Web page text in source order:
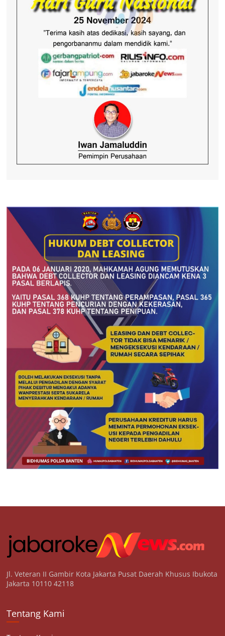
Jl. Veteran II Gambir Kota Jakarta Pusat Daerah Khusus Ibukota
Jakarta 10110 42118
Tentang Kami